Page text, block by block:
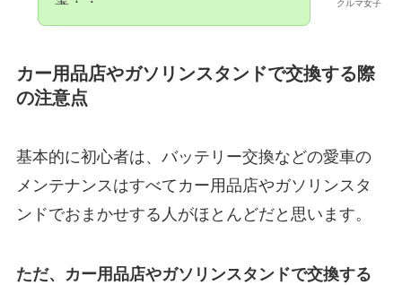
クルマ女子
カー用品店やガソリンスタンドで交換する際
の注意点
基本的に初心者は、バッテリー交換などの愛車の
メンテナンスはすべてカー用品店やガソリンスタ
ンドでおまかせする人がほとんどだと思います。
ただ、カー用品店やガソリンスタンドで交換する